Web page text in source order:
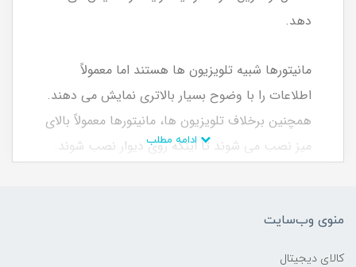
دهد.
مانیتورها شبیه تلویزیون ها هستند اما معمولاً
اطلاعات را با وضوح بسیار بالاتری نمایش می دهند.
همچنین برخلاف تلویزیون ها، مانیتورها معمولاً بالای
میز نصب می شوند تا اینکه روی دیوار نصب شوند.
نمایش فیلم یا صفحه فیلم یاد می شود.
منوی وب‌سایت
کالای دیجیتال